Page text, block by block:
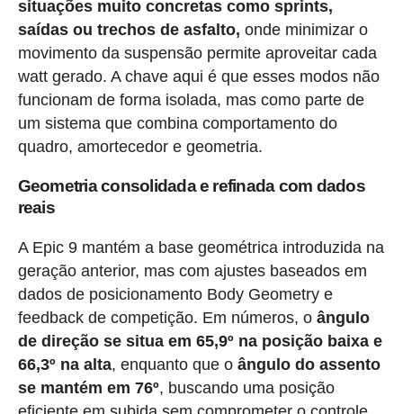
situações muito concretas como sprints,
saídas ou trechos de asfalto, onde minimizar o
movimento da suspensão permite aproveitar cada
watt gerado. A chave aqui é que esses modos não
funcionam de forma isolada, mas como parte de
um sistema que combina comportamento do
quadro, amortecedor e geometria.
Geometria consolidada e refinada com dados
reais
A Epic 9 mantém a base geométrica introduzida na
geração anterior, mas com ajustes baseados em
dados de posicionamento Body Geometry e
feedback de competição. Em números, o ângulo
de direção se situa em 65,9º na posição baixa e
66,3º na alta, enquanto que o ângulo do assento
se mantém em 76º, buscando uma posição